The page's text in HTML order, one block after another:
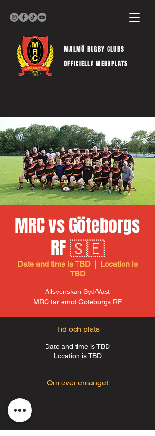
MALMÖ RUGBY CLUBS
OFFICIELLA WEBBPLATS
MRC vs Göteborgs
RF 🇸🇪
Date and time is TBD
  |
Location is
TBD
Allsvenskan Syd/Väst
MRC tar emot Göteborgs RF
Tid och plats
Date and time is TBD
Location is TBD
Om evenemanget